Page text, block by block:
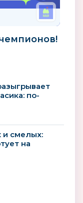
по-
и смелых:
на